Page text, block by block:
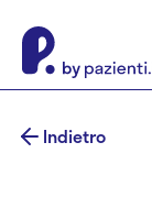
Indietro